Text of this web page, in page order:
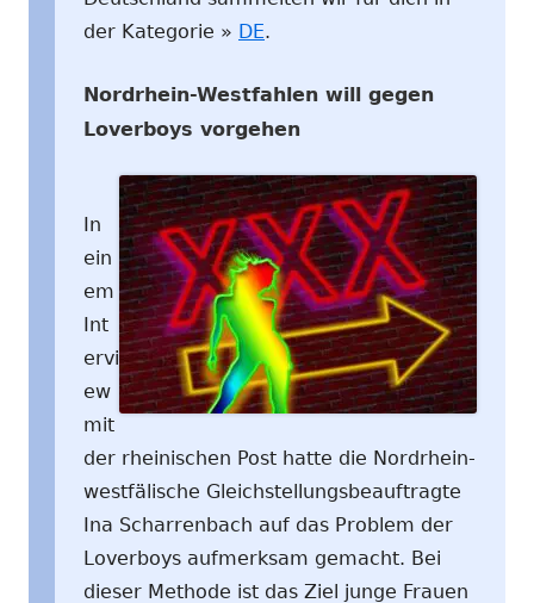
der Kategorie » DE.
Nordrhein-Westfahlen will gegen
Loverboys vorgehen
In
ein
em
Int
ervi
ew
mit
der rheinischen Post hatte die Nordrhein-
westfälische Gleichstellungsbeauftragte
Ina Scharrenbach auf das Problem der
Loverboys aufmerksam gemacht. Bei
dieser Methode ist das Ziel junge Frauen